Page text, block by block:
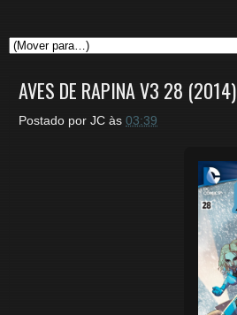
AVES DE RAPINA V3 28 (2014)
Postado por JC às 03:39